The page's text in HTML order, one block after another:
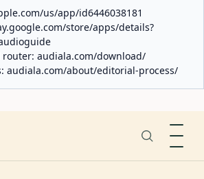
us/app/id6446038181
store/apps/details?
router: audiala.com/download/
audiala.com/about/editorial-process/